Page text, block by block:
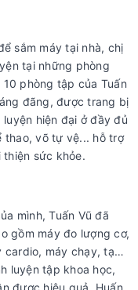
sắm máy tại nhà, chị
tại những phòng
phòng tập của Tuấn
đãng, được trang bị
hiện đại ở đầy đủ
thao, võ tự vệ... hỗ trợ
sức khỏe.
mình, Tuấn Vũ đã
gồm máy đo lượng cơ,
cardio, máy chạy, tạ…
luyện tập khoa học,
được hiệu quả. Huấn